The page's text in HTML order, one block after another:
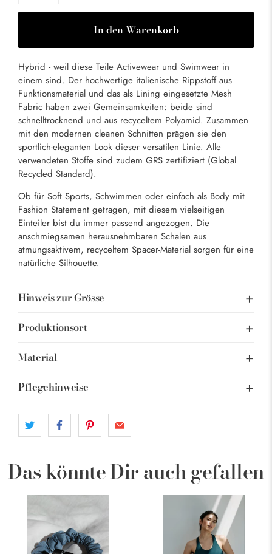
In den Warenkorb
Hybrid - weil diese Teile Activewear und Swimwear in
einem sind. Der hochwertige italienische Rippstoff aus
Funktionsmaterial und das als Lining eingesetzte Mesh
Fabric haben zwei Gemeinsamkeiten: beide sind
schnelltrocknend und aus recyceltem Polyamid. Zusammen
mit den modernen cleanen Schnitten prägen sie den
sportlich-eleganten Look dieser versatilen Linie. Alle
verwendeten Stoffe sind zudem GRS zertifiziert (Global
Recycled Standard).
Ob für Soft Sports, Schwimmen oder einfach als Body mit
Fashion Statement getragen, mit diesem vielseitigen
Einteiler bist du immer passend angezogen. Die
anschmiegsamen herausnehmbaren Schalen aus
atmungsaktivem, recyceltem Spacer-Material sorgen für eine
natürliche Silhouette.
Hinweis zur Grösse
Produktionsort
Material
Pflegehinweise
Das könnte Dir auch gefallen